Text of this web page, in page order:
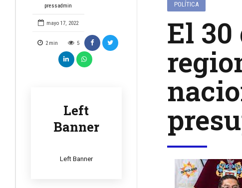
pressadmin
mayo 17, 2022
2 min 5
Left
Banner
Left Banner
POLÍTICA
El